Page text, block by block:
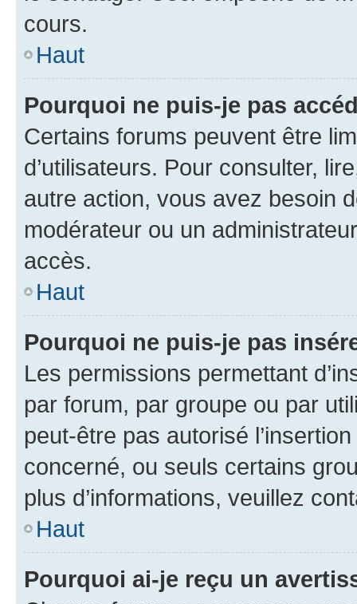
cours.
Haut
Pourquoi ne puis-je pas
Certains forums peuvent être
d’utilisateurs. Pour consulter,
autre action, vous avez besoin
modérateur ou un
accès.
Haut
Pourquoi ne puis-je pas
Les permissions permettant
par forum, par groupe ou par
peut-être pas autorisé
concerné, ou seuls certains
plus d’informations, veuillez
Haut
Pourquoi ai-je reçu un